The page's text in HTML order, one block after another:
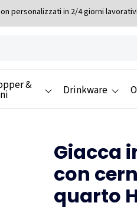
personalizzati in 2/4 giorni
& Drinkware
Giacca
con
quarto